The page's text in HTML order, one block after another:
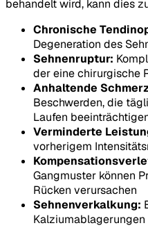
behandelt wird, kann dies
Chronische
Degeneration des
Sehnenruptur:
der eine chirurgische
Anhaltende
Beschwerden, die
Laufen
Verminderte
vorherigem
Gangmuster können
Rücken verursachen
Sehnenverkalkung:
Kalziumablagerungen